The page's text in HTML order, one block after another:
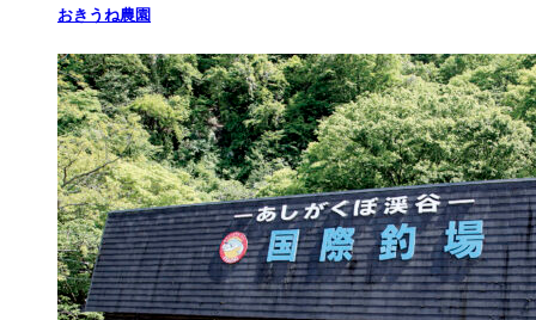
おきうね農園